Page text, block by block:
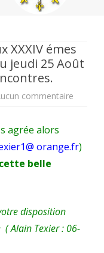
XXXIV émes
jeudi 25 Août
commentaire
agrée alors
orange.fr)
belle
disposition
Alain Texier : 06-